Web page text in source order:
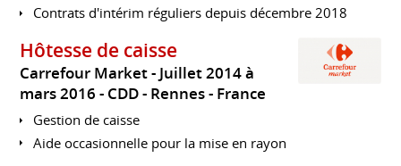
Contrats d'intérim réguliers depuis décembre 2018
Hôtesse de caisse
Carrefour Market
Juillet 2014 à
mars 2016 CDD Rennes France
Gestion de caisse
Aide occasionnelle pour la mise en rayon